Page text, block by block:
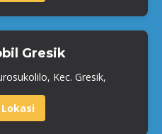
Gresik
Kec. Gresik,